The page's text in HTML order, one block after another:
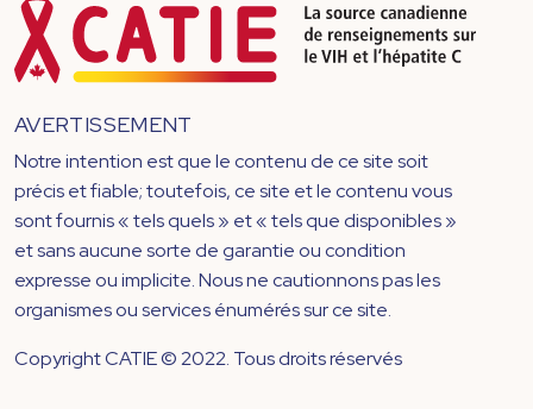
AVERTISSEMENT
Notre intention est que le contenu de ce site soit
précis et fiable; toutefois, ce site et le contenu vous
sont fournis « tels quels » et « tels que disponibles »
et sans aucune sorte de garantie ou condition
expresse ou implicite. Nous ne cautionnons pas les
organismes ou services énumérés sur ce site.
Copyright CATIE © 2022. Tous droits réservés